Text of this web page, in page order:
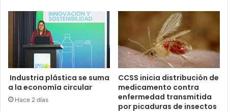
Industria plástica se suma
a la economía circular
Hace 2 días
CCSS inicia distribución de
medicamento contra
enfermedad transmitida
por picaduras de insectos